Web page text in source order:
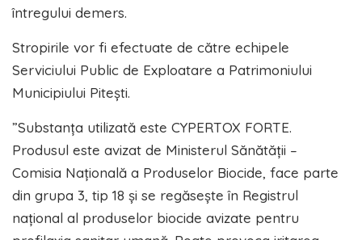
întregului demers.
Stropirile vor fi efectuate de către echipele
Serviciului Public de Exploatare a Patrimoniului
Municipiului Pitești.
”Substanța utilizată este CYPERTOX FORTE.
Produsul este avizat de Ministerul Sănătății –
Comisia Națională a Produselor Biocide, face parte
din grupa 3, tip 18 și se regăsește în Registrul
național al produselor biocide avizate pentru